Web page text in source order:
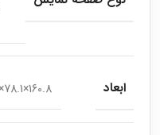
ابعاد 160.8×78.1×7.7 میلیمتر (6.33×3.07×0.30 اینچ)